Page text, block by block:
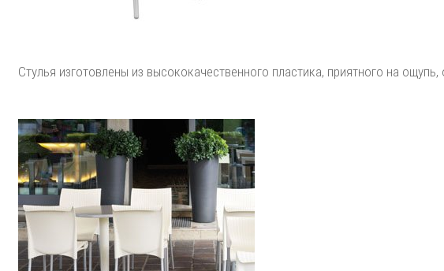
Стулья изготовлены из высококачественного пластика, приятного на